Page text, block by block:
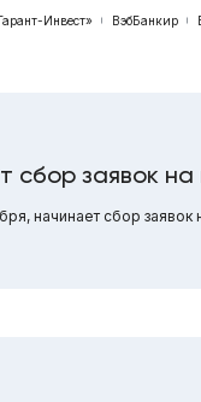
Инвест» ВэбБанкир
сбор заявок
начинает сбор